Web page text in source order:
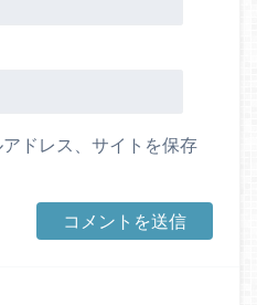
ドレス、サイトを保存